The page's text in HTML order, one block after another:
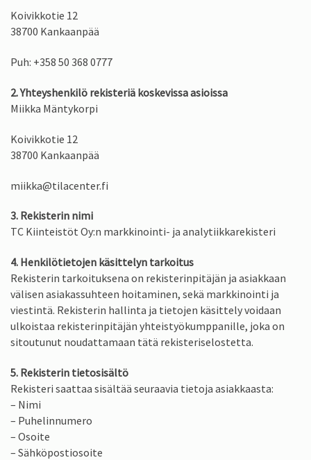
Koivikkotie 12
38700 Kankaanpää
Puh: +358 50 368 0777
2. Yhteyshenkilö rekisteriä koskevissa asioissa
Miikka Mäntykorpi
Koivikkotie 12
38700 Kankaanpää
miikka@tilacenter.fi
3. Rekisterin nimi
TC Kiinteistöt Oy:n markkinointi- ja analytiikkarekisteri
4. Henkilötietojen käsittelyn tarkoitus
Rekisterin tarkoituksena on rekisterinpitäjän ja asiakkaan
välisen asiakassuhteen hoitaminen, sekä markkinointi ja
viestintä. Rekisterin hallinta ja tietojen käsittely voidaan
ulkoistaa rekisterinpitäjän yhteistyökumppanille, joka on
sitoutunut noudattamaan tätä rekisteriselostetta.
5. Rekisterin tietosisältö
Rekisteri saattaa sisältää seuraavia tietoja asiakkaasta:
– Nimi
– Puhelinnumero
– Osoite
– Sähköpostiosoite